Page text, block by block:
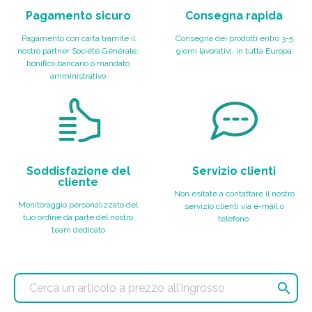
Pagamento sicuro
Pagamento con carta tramite il
nostro partner Société Générale,
bonifico bancario o mandato
amministrativo
Consegna rapida
Consegna dei prodotti entro 3-5
giorni lavorativi, in tutta Europa
Soddisfazione del
cliente
Monitoraggio personalizzato del
tuo ordine da parte del nostro
team dedicato
Servizio clienti
Non esitate a contattare il nostro
servizio clienti via e-mail o
telefono.
